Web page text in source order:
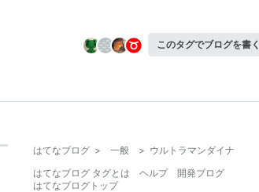
このタグでブログを書く
はてなブログ > 一般 > ウルトラマンダイナ
はてなブログ タグとは
ヘルプ
開発ブログ
はてなブログトップ